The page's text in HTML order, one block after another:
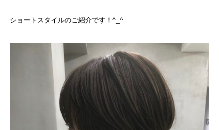
ショートスタイルのご紹介です！^_^